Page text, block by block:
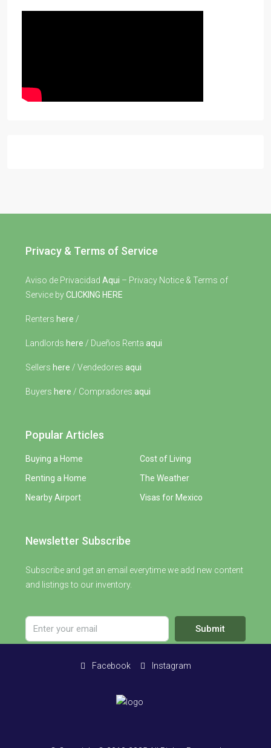
Privacy & Terms of Service
Aviso de Privacidad Aqui – Privacy Notice & Terms of
Service byCLICKING HERE
Renters here /
Landlords here / Dueños Renta aqui
Sellers here / Vendedores aqui
Buyers here / Compradores aqui
Popular Articles
Buying a Home
Renting a Home
Nearby Airport
Cost of Living
The Weather
Visas for Mexico
Newsletter Subscribe
Subscribe and get an email everytime we add new content
and listings to our inventory.
Submit
Facebook Instagram